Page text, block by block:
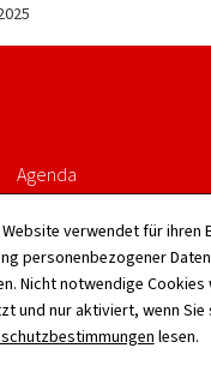
Website verwendet für
personenbezogener
Nicht notwendige
und nur aktiviert, wenn Sie
lesen.
Agenda
Gesetzgebung
Vorgänge
Verzeichnis